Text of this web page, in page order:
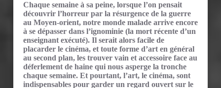
Chaque semaine à sa peine, lorsque l’on pensait
découvrir l’horreur par la résurgence de la guerre
au Moyen-orient, notre monde malade arrive encore
à se dépasser dans l’ignominie (la mort récente d’un
enseignant exécuté). Il serait alors facile de
placarder le cinéma, et toute forme d’art en général
au second plan, les trouver vain et accessoire face au
déferlement de haine qui nous asperge la tronche
chaque semaine. Et pourtant, l’art, le cinéma, sont
indispensables pour garder un regard ouvert sur le